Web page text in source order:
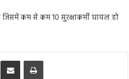
कम से कम 10 सुरक्षाकर्मी घायल हो
Share via Email Print